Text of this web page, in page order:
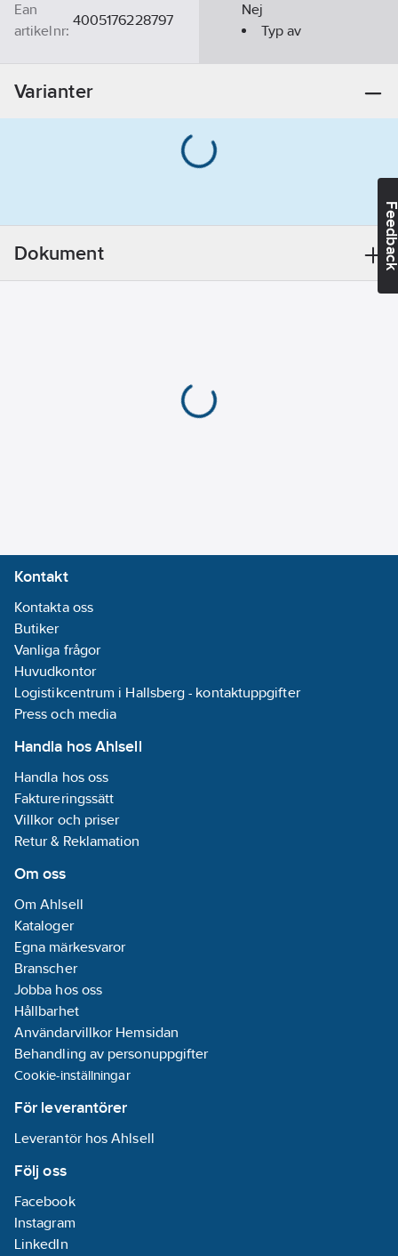
Ean
artikelnr:
4005176228797
Nej
Typ av
Datum:2021-
Varianter
Dokument
Kontakt
Kontakta oss
Butiker
Vanliga frågor
Huvudkontor
Logistikcentrum i Hallsberg - kontaktuppgifter
Press och media
Handla hos Ahlsell
Handla hos oss
Faktureringssätt
Villkor och priser
Retur & Reklamation
Om oss
Om Ahlsell
Kataloger
Egna märkesvaror
Branscher
Jobba hos oss
Hållbarhet
Användarvillkor Hemsidan
Behandling av personuppgifter
Cookie-inställningar
För leverantörer
Leverantör hos Ahlsell
Följ oss
Facebook
Instagram
LinkedIn